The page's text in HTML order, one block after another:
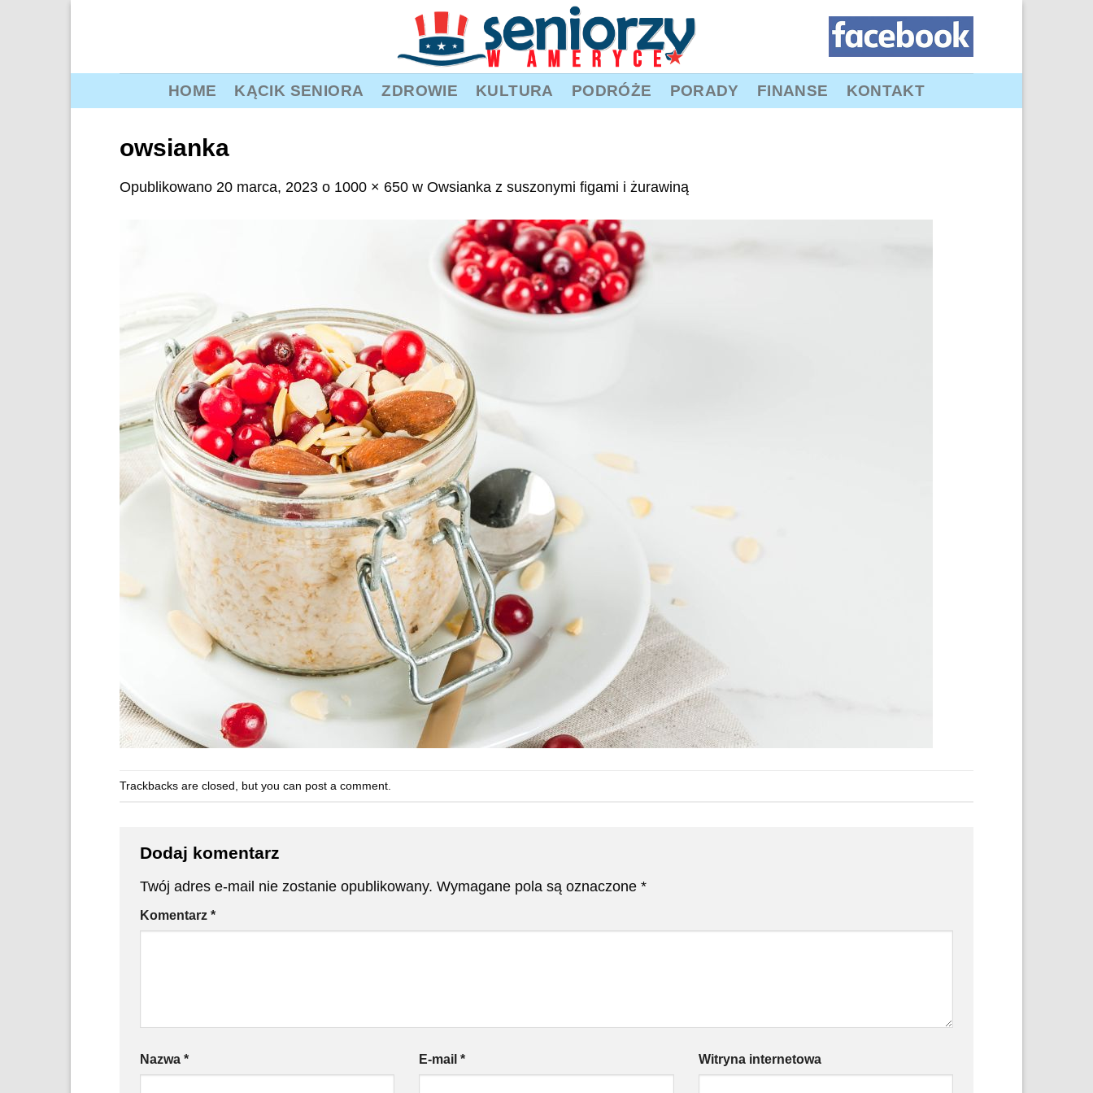
HOME KĄCIK SENIORA ZDROWIE KULTURA PODRÓŻE PORADY FINANSE KONTAKT
owsianka
Opublikowano 20 marca, 2023 o 1000 × 650 w Owsianka z suszonymi figami i żurawiną
Trackbacks are closed, but you can post a comment
Dodaj komentarz
Twój adres e-mail nie zostanie opublikowany. Wymagane pola są oznaczone *
Komentarz *
Nazwa * E-mail* Witryna internetowa